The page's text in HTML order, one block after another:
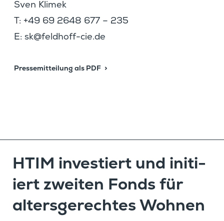
Sven Klimek
T: +49 69 2648 677 – 235
E:
ed.ei
c-ffo
hdlef
@ks
Presse­mit­tei­lung als PDFHier finden Sie die Presse­mit­tei­lung als PDF-
HTIM inves­tiert und initi­
iert zweiten Fonds für
alters­ge­rechtes Wohnen